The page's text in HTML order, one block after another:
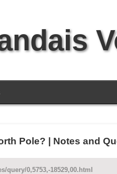
Pole? | Notes and
query/0,5753,-18529,00.html